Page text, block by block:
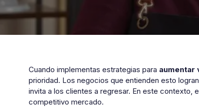
Cuando implementas estrategias para aumentar
prioridad. Los negocios que entienden esto
invita a los clientes a regresar. En este contexto,
competitivo mercado.